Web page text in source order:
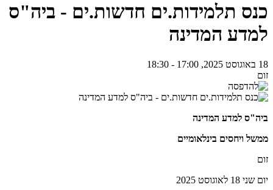
כנס תלמידות.ים חדשות.ים - ביה"ס
למדע המדינה
18 באוגוסט 2025, 17:00 - 18:30
זום
ביה"ס למדע המדינה
ממשל ויחסים בינלאומיים
זום
יום שני 18 לאוגוסט 2025